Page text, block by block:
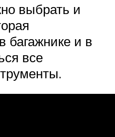
выбрать и
багажнике и в
все